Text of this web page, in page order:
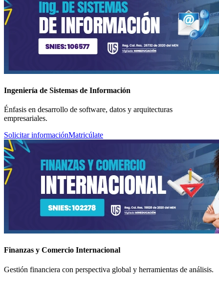
Ingeniería de Sistemas de Información
Énfasis en desarrollo de software, datos y arquitecturas
empresariales.
Solicitar informaciónMatricúlate
Finanzas y Comercio Internacional
Gestión financiera con perspectiva global y herramientas de análisis.